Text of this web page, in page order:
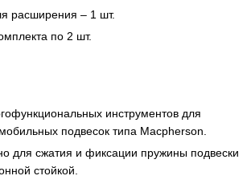
расширения – 1 шт.
по 2 шт.
инструментов для
подвесок типа Macpherson.
для сжатия и фиксации пружины подвески
стойкой.